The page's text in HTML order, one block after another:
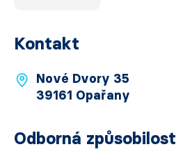
Kontakt
Nové Dvory 35
39161 Opařany
Odborná způsobilost